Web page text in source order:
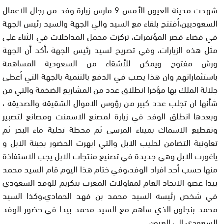
شهدت مدينة العيون الأمس 9 مارس زيارة وفد من رجال الاعمال
السعوديين،أفتتح بلقاء مع السيد والي الجهة والسيد رئيس الجهة
في فضاء قصر المؤتمرات، تركزت مجمل المداخلات في الثناء على
مثل هذه الزيارات، وفي تصريح لسيد رئيس الجهة ،أكد أن الجهة
ورش مفتوح ويمكن للأشقاء من السعودية المساهمة
باستثماراتهم وان هذا يصب في الدفع بالتنمية بالجهة التي أعطى
جلالة الملك بها مؤخرا انطلاق عدد من المشاريع الضخمة والتي من
شأنها ان تجلب عدد كبير من رؤوس الاموال الشقيقة والصديقة ،
وبعدها انطلق الوفد في زيارة لمصنع الاسمنت ومصانع لتصبير
وتقطيع الاسماك بميناء المرسى ثم محطة تحلية ماء البحر ثم
تعاونية التضامن لحليب الابل والتي ابهرت الحضور بجبنة الابل و
ياغورت الابل وهي جديدة في تصنيع منتجات الابل يجب الاستفاذة
منها حسب أحد افراد الوفد،وفي ختام هذا اليوم قام السيد محمد
بيدا عضو الاتحاد العام لمقاولات المغرب بتكريم للوفد السعودي
في شخص رئيسه السيد محمد بن فهد الحمادي،وكذا السيد
محمد بنجلون الذي ساهم مع السيد محمد بيدا في حضور الوفد